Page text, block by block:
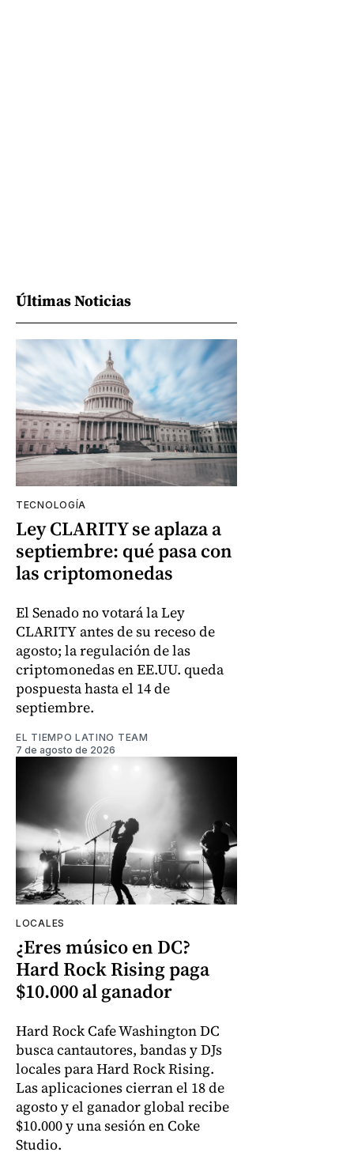
Últimas Noticias
TECNOLOGÍA
Ley CLARITY se aplaza a
septiembre: qué pasa con
las criptomonedas
El Senado no votará la Ley
CLARITY antes de su receso de
agosto; la regulación de las
criptomonedas en EE.UU. queda
pospuesta hasta el 14 de
septiembre.
EL TIEMPO LATINO TEAM
7 de agosto de 2026
LOCALES
¿Eres músico en DC?
Hard Rock Rising paga
$10.000 al ganador
Hard Rock Cafe Washington DC
busca cantautores, bandas y DJs
locales para Hard Rock Rising.
Las aplicaciones cierran el 18 de
agosto y el ganador global recibe
$10.000 y una sesión en Coke
Studio.